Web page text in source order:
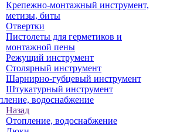
Крепежно-монтажный инструмент,
метизы, биты
Отвертки
Пистолеты для герметиков и
монтажной пены
Режущий инструмент
Столярный инструмент
Шарнирно-губцевый инструмент
Штукатурный инструмент
водоснабжение
Назад
Отопление, водоснабжение